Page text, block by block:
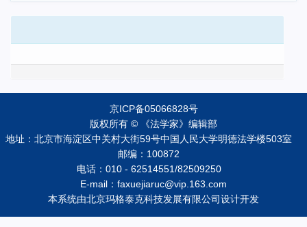
京ICP备05066828号
版权所有 © 《法学家》编辑部
地址：北京市海淀区中关村大街59号中国人民大学明德法学楼503室
邮编：100872
电话：010 - 62514551/82509250
E-mail：faxuejiaruc@vip.163.com
本系统由北京玛格泰克科技发展有限公司设计开发